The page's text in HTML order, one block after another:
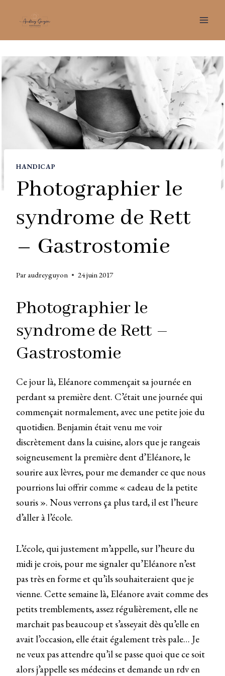
contenu
HANDICAP
Photographier le
syndrome de Rett
– Gastrostomie
Paraudreyguyon 24 juin 2017
Photographier le
syndrome de Rett –
Gastrostomie
Ce jour là, Eléanore commençait sa journée en
perdant sa première dent. C’était une journée qui
commençait normalement, avec une petite joie du
quotidien. Benjamin était venu me voir
discrètement dans la cuisine, alors que je rangeais
soigneusement la première dent d’Eléanore, le
sourire aux lèvres, pour me demander ce que nous
pourrions lui offrir comme « cadeau de la petite
souris ». Nous verrons ça plus tard, il est l’heure
d’aller à l’école.
L’école, qui justement m’appelle, sur l’heure du
midi je crois, pour me signaler qu’Eléanore n’est
pas très en forme et qu’ils souhaiteraient que je
vienne. Cette semaine là, Eléanore avait comme des
petits tremblements, assez régulièrement, elle ne
marchait pas beaucoup et s’asseyait dès qu’elle en
avait l’occasion, elle était également très pale… Je
ne veux pas attendre qu’il se passe quoi que ce soit
alors j’appelle ses médecins et demande un rdv en